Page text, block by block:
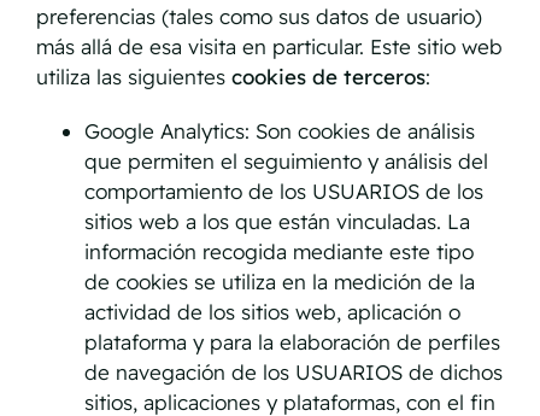
preferencias (tales como sus datos de usuario)
más allá de esa visita en particular. Este sitio web
utiliza las siguientes cookies de terceros:
Google Analytics: Son cookies de análisis
que permiten el seguimiento y análisis del
comportamiento de los USUARIOS de los
sitios web a los que están vinculadas. La
información recogida mediante este tipo
de cookies se utiliza en la medición de la
actividad de los sitios web, aplicación o
plataforma y para la elaboración de perfiles
de navegación de los USUARIOS de dichos
sitios, aplicaciones y plataformas, con el fin